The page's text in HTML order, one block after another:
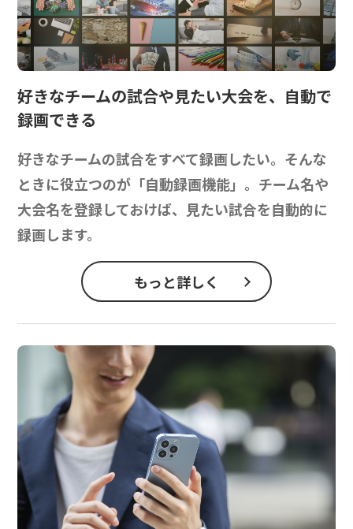
好きなチームの試合や見たい大会を、 自動で
録画できる
好きなチームの試合をすべて録画したい。そんな
ときに役立つのが「自動録画機能」。チーム名や
大会名を登録しておけば、見たい試合を自動的に
録画します。
もっと詳しく